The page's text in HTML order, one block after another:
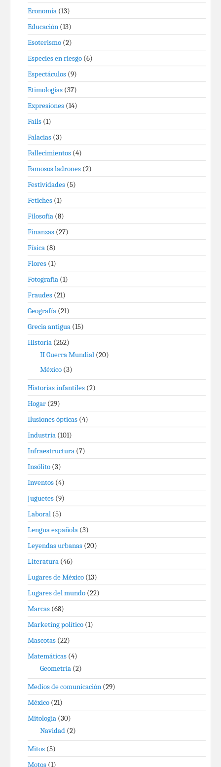
Economía (13)
Educación (13)
Esoterismo (2)
Especies en riesgo (6)
Espectáculos (9)
Etimologías (37)
Expresiones (14)
Fails (1)
Falacias (3)
Fallecimientos (4)
Famosos ladrones (2)
Festividades (5)
Fetiches (1)
Filosofía (8)
Finanzas (27)
Física (8)
Flores (1)
Fotografía (1)
Fraudes (21)
Geografía (21)
Grecia antigua (15)
Historia (252)
II Guerra Mundial (20)
México (3)
Historias infantiles (2)
Hogar (29)
Ilusiones ópticas (4)
Industria (101)
Infraestructura (7)
Insólito (3)
Inventos (4)
Juguetes (9)
Laboral (5)
Lengua española (3)
Leyendas urbanas (20)
Literatura (46)
Lugares de México (13)
Lugares del mundo (22)
Marcas (68)
Marketing político (1)
Mascotas (22)
Matemáticas (4)
Geometría (2)
Medios de comunicación (29)
México (21)
Mitología (30)
Navidad (2)
Mitos (5)
Motos (1)